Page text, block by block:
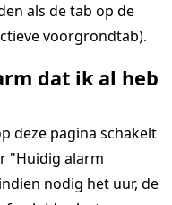
als de tab op de
voorgrondtab).
dat ik al heb
deze pagina schakelt
"Huidig alarm
nodig het uur, de